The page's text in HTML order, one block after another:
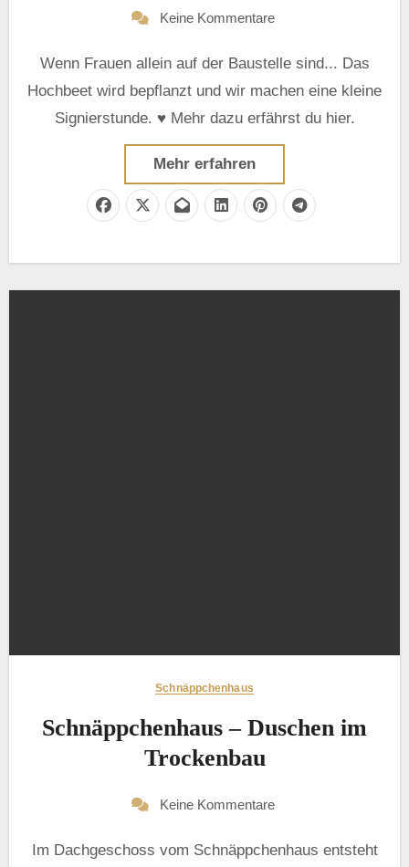
Keine Kommentare
Wenn Frauen allein auf der Baustelle sind... Das
Hochbeet wird bepflanzt und wir machen eine kleine
Signierstunde. ♥ Mehr dazu erfährst du hier.
Mehr erfahren
Schnäppchenhaus
Schnäppchenhaus – Duschen im
Trockenbau
Keine Kommentare
Im Dachgeschoss vom Schnäppchenhaus entsteht